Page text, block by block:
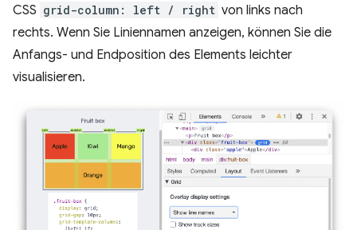
CSS grid-column: left / right von links nach
rechts. Wenn Sie Liniennamen anzeigen, können Sie die
Anfangs- und Endposition des Elements leichter
visualisieren.